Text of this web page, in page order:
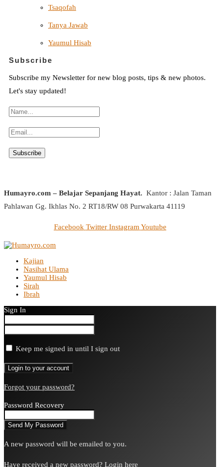
Tsaqofah
Tanya Jawab
Yaumul Hisab
Subscribe
Subscribe my Newsletter for new blog posts, tips & new photos.
Let's stay updated!
Humayro.com – Belajar Sepanjang Hayat. Kantor : Jalan Taman
Pahlawan Gg. Ikhlas No. 2 RT18/RW 08 Purwakarta 41119
Facebook Twitter Instagram Youtube
Kajian
Nasihat Ulama
Yaumul Hisab
Sirah
Ibrah
Sign In
Keep me signed in until I sign out
Forgot your password?
Password Recovery
A new password will be emailed to you.
Have received a new password? Login here